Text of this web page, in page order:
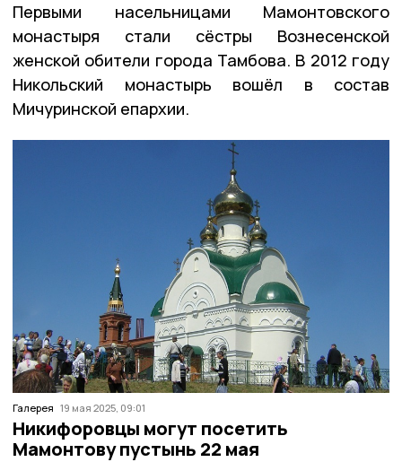
Первыми насельницами Мамонтовского
монастыря стали сёстры Вознесенской
женской обители города Тамбова. В 2012 году
Никольский монастырь вошёл в состав
Мичуринской епархии.
Галерея 19 мая 2025, 09:01
Никифоровцы могут посетить
Мамонтову пустынь 22 мая